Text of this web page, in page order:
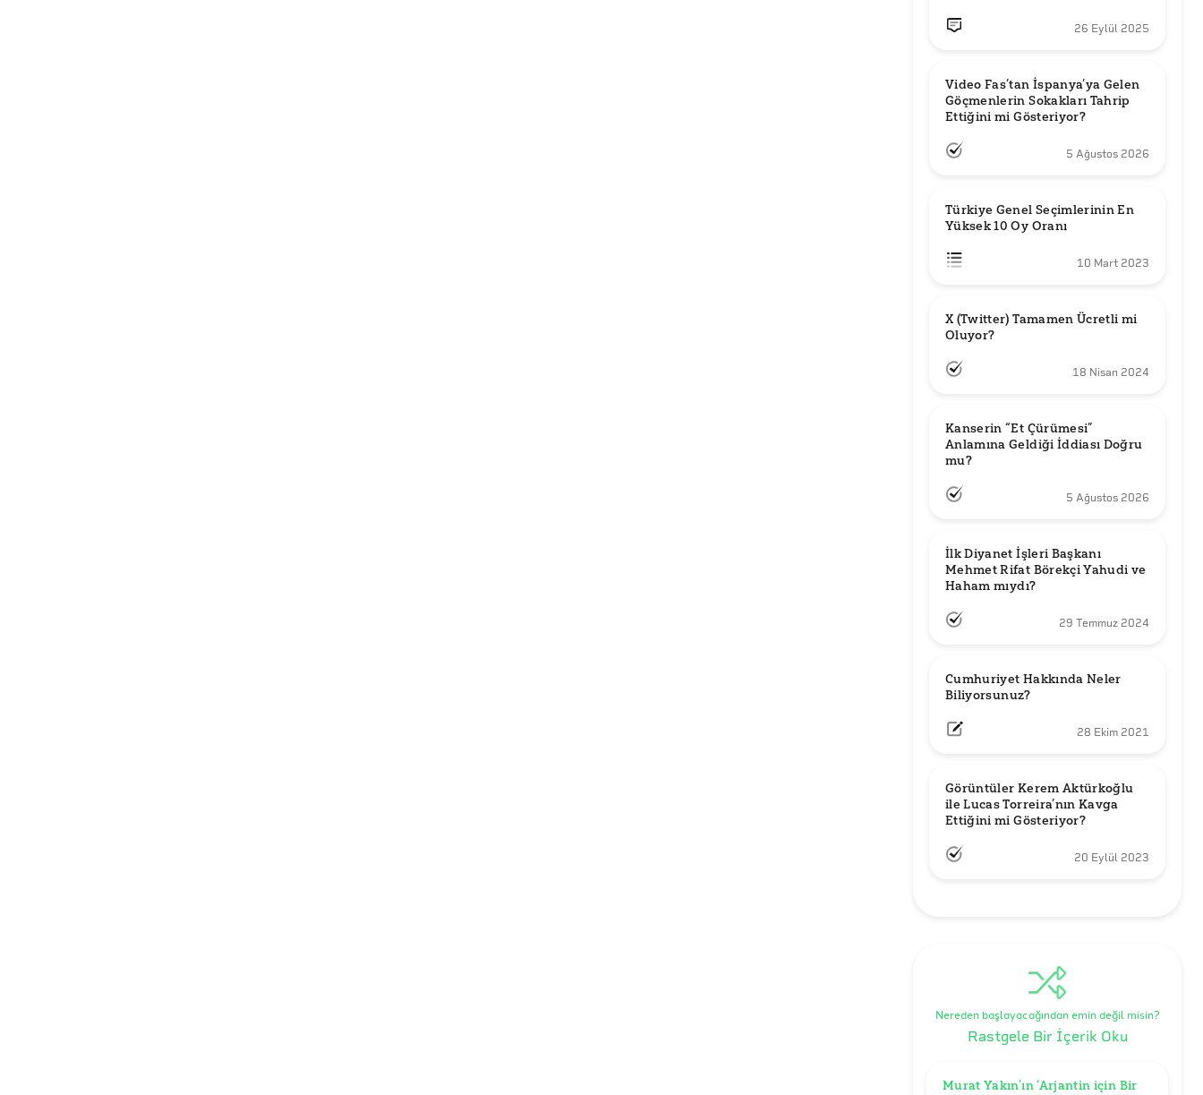
26 Eylül 2025
Video Fas’tan İspanya’ya Gelen
Göçmenlerin Sokakları Tahrip
Ettiğini mi Gösteriyor?
5 Ağustos 2026
Türkiye Genel Seçimlerinin En
Yüksek 10 Oy Oranı
10 Mart 2023
X (Twitter) Tamamen Ücretli mi
Oluyor?
18 Nisan 2024
Kanserin “Et Çürümesi”
Anlamına Geldiği İddiası Doğru
mu?
5 Ağustos 2026
İlk Diyanet İşleri Başkanı
Mehmet Rifat Börekçi Yahudi ve
Haham mıydı?
29 Temmuz 2024
Cumhuriyet Hakkında Neler
Biliyorsunuz?
28 Ekim 2021
Görüntüler Kerem Aktürkoğlu
ile Lucas Torreira’nın Kavga
Ettiğini mi Gösteriyor?
20 Eylül 2023
Nereden başlayacağından emin değil misin?
Rastgele Bir İçerik Oku
Murat Yakın’ın ‘Arjantin için Bir